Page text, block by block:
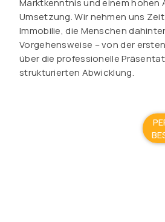
Marktkenntnis und einem hohen
Umsetzung. Wir nehmen uns
Immobilie, die Menschen
Vorgehensweise – von der
über die professionelle
strukturierten Abwicklung.